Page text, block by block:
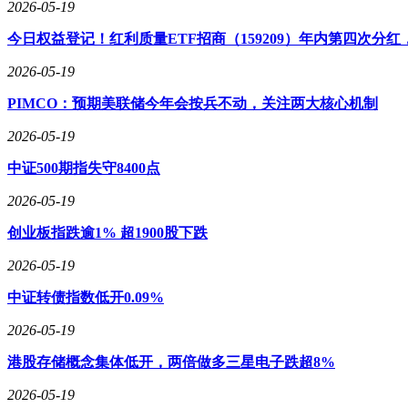
2026-05-19
今日权益登记！红利质量ETF招商（159209）年内第四次分红
2026-05-19
PIMCO：预期美联储今年会按兵不动，关注两大核心机制
2026-05-19
中证500期指失守8400点
2026-05-19
创业板指跌逾1% 超1900股下跌
2026-05-19
中证转债指数低开0.09%
2026-05-19
港股存储概念集体低开，两倍做多三星电子跌超8%
2026-05-19